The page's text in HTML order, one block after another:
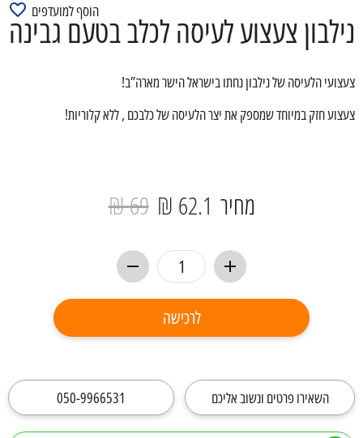
נילבון צעצוע לעיסה לכלב בטעם גבינה
הוסף למועדפים
צעצועי הלעיסה של נילבון נחתו בישראל הישר מארה”ב!
צעצוע חזק במיוחד שמספק את יצר הלעיסה של כלבכם , ללא קלוריות!
מחיר 62.1 ₪
69 ₪
לרכישה
השאירו פרטים ונשוב אליכם 050-9966531